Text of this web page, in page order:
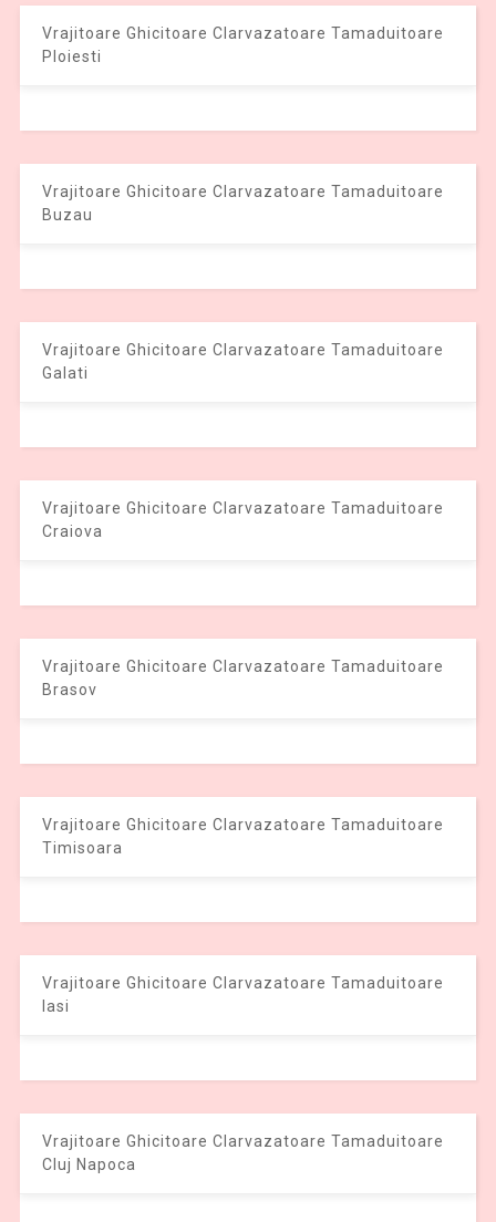
Vrajitoare Ghicitoare Clarvazatoare Tamaduitoare
Ploiesti
Vrajitoare Ghicitoare Clarvazatoare Tamaduitoare
Buzau
Vrajitoare Ghicitoare Clarvazatoare Tamaduitoare
Galati
Vrajitoare Ghicitoare Clarvazatoare Tamaduitoare
Craiova
Vrajitoare Ghicitoare Clarvazatoare Tamaduitoare
Brasov
Vrajitoare Ghicitoare Clarvazatoare Tamaduitoare
Timisoara
Vrajitoare Ghicitoare Clarvazatoare Tamaduitoare
Iasi
Vrajitoare Ghicitoare Clarvazatoare Tamaduitoare
Cluj Napoca